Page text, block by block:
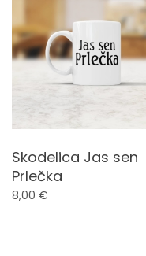
Skodelica Jas sen
Prlečka
8,00 €